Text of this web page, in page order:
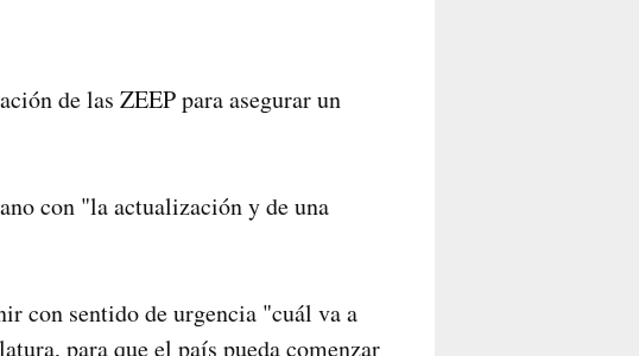
de las ZEEP para asegurar un
con "la actualización y de una
con sentido de urgencia "cuál va a
para que el país pueda comenzar